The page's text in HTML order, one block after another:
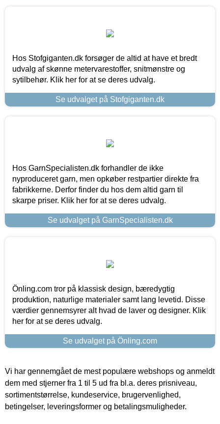
Hos Stofgiganten.dk forsøger de altid at have et bredt
udvalg af skønne metervarestoffer, snitmønstre og
sytilbehør. Klik her for at se deres udvalg.
Se udvalget på Stofgiganten.dk
Hos GarnSpecialisten.dk forhandler de ikke
nyproduceret garn, men opkøber restpartier direkte fra
fabrikkerne. Derfor finder du hos dem altid garn til
skarpe priser. Klik her for at se deres udvalg.
Se udvalget på GarnSpecialisten.dk
Önling.com tror på klassisk design, bæredygtig
produktion, naturlige materialer samt lang levetid. Disse
værdier gennemsyrer alt hvad de laver og designer. Klik
her for at se deres udvalg.
Se udvalget på Önling.com
Vi har gennemgået de mest populære webshops og anmeldt
dem med stjerner fra 1 til 5 ud fra bl.a. deres prisniveau,
sortimentstørrelse, kundeservice, brugervenlighed,
betingelser, leveringsformer og betalingsmuligheder.